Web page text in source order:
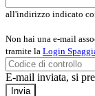
all'indirizzo indicato
Non hai una e-mail
tramite la Login
E-mail inviata, si